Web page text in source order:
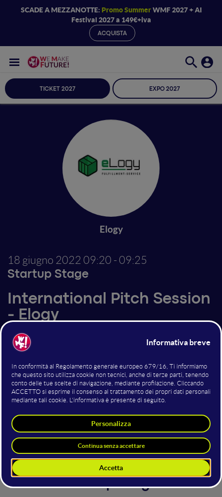
SCADE A MEZZANOTTE: Promo SummerWMF 2027 + AI
Festival 2027 a 149€+iva
ACQUISTA
TICKET 2027 EXPO 2027
Elogy
18 giugno 2022 09:20 - 09:25
Startup Stage
International Pitch Session
- Elogy
La piattaforma include strumenti dedicati al
Performance Marketing. Sfrutterai al massimo la tua
customer base creando dei processi automatici di
resell grazie a condizioni che imposterai all’interno
della piattaforma in base ai dati raccolti nel tuo
database clienti, con la possibilità anche di integrare
tool esterni.
Altri interventi nella sala
Startup Stage